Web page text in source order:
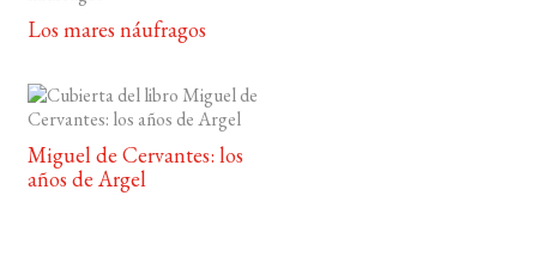
Los mares náufragos
Miguel de Cervantes: los
años de Argel